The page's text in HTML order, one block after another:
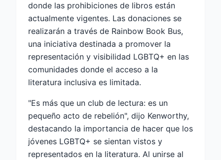
donde las prohibiciones de libros están
actualmente vigentes. Las donaciones se
realizarán a través de Rainbow Book Bus,
una iniciativa destinada a promover la
representación y visibilidad LGBTQ+ en las
comunidades donde el acceso a la
literatura inclusiva es limitada.
"Es más que un club de lectura: es un
pequeño acto de rebelión", dijo Kenworthy,
destacando la importancia de hacer que los
jóvenes LGBTQ+ se sientan vistos y
representados en la literatura. Al unirse al